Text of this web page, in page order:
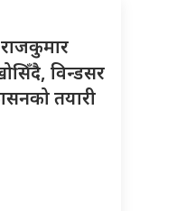
राजकुमार
विन्डसर
तयारी